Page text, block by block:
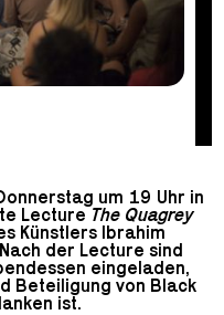
um 19 Uhr in
Lecture The Quagrey
Künstlers Ibrahim
der Lecture sind
eingeladen,
Beteiligung von Black
ist.